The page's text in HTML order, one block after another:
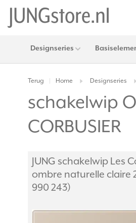
Designseries
Terug Home Designseries
schakelwip
CORBUSIER
JUNG schakelwip Les
ombre naturelle claire
990 243)